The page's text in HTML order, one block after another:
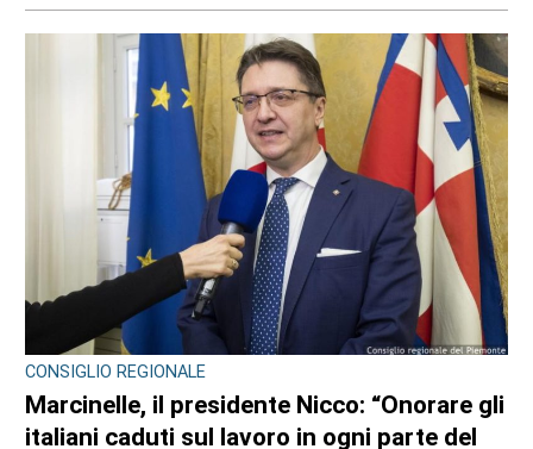
CONSIGLIO REGIONALE
Marcinelle, il presidente Nicco: “Onorare gli
italiani caduti sul lavoro in ogni parte del